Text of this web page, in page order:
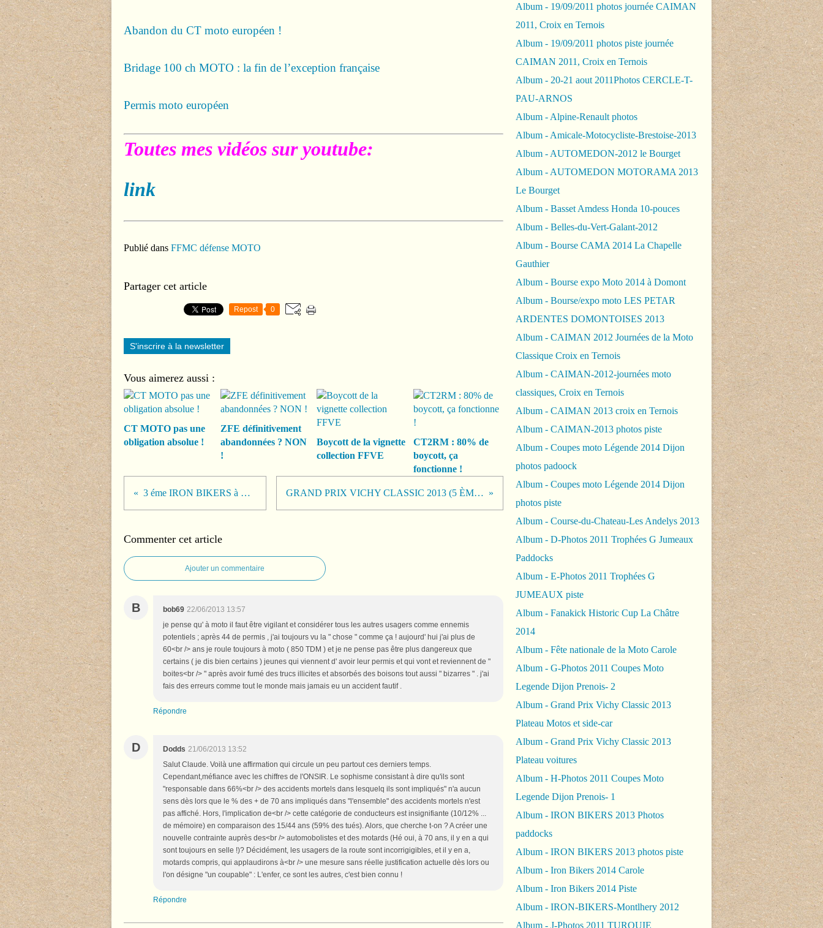
Abandon du CT moto européen !
Bridage 100 ch MOTO : la fin de l’exception française
Permis moto européen
Toutes mes vidéos sur youtube:
link
Publié dans FFMC défense MOTO
Partager cet article
Repost 0
S'inscrire à la newsletter
Vous aimerez aussi :
CT MOTO pas une
obligation absolue !
ZFE définitivement
abandonnées ? NON
!
Boycott de la vignette
collection FFVE
CT2RM : 80% de
boycott, ça
fonctionne !
3 éme IRON BIKERS à CAROLE GRAND PRIX VICHY CLASSIC 2013 (5 ÈME ÉDITION)
Commenter cet article
Ajouter un commentaire
B bob69 22/06/2013 13:57
je pense qu' à moto il faut être vigilant et considérer tous les autres usagers comme ennemis
potentiels ; après 44 de permis , j'ai toujours vu la " chose " comme ça ! aujourd' hui j'ai plus de
60<br /> ans je roule toujours à moto ( 850 TDM ) et je ne pense pas être plus dangereux que
certains ( je dis bien certains ) jeunes qui viennent d' avoir leur permis et qui vont et reviennent de "
boites<br /> " après avoir fumé des trucs illicites et absorbés des boisons tout aussi " bizarres " . j'ai
fais des erreurs comme tout le monde mais jamais eu un accident fautif .
Répondre
D Dodds 21/06/2013 13:52
Salut Claude. Voilà une affirmation qui circule un peu partout ces derniers temps.
Cependant,méfiance avec les chiffres de l'ONSIR. Le sophisme consistant à dire qu'ils sont
"responsable dans 66%<br /> des accidents mortels dans lesquelq ils sont impliqués" n'a aucun
sens dès lors que le % des + de 70 ans impliqués dans "l'ensemble" des accidents mortels n'est
pas affiché. Hors, l'implication de<br /> cette catégorie de conducteurs est insignifiante (10/12% ...
de mémoire) en comparaison des 15/44 ans (59% des tués). Alors, que cherche t-on ? A créer une
nouvelle contrainte auprès des<br /> automobolistes et des motards (Hé oui, à 70 ans, il y en a qui
sont toujours en selle !)? Décidément, les usagers de la route sont incorrigigibles, et il y en a,
motards compris, qui applaudirons à<br /> une mesure sans réelle justification actuelle dès lors ou
l'on désigne "un coupable" : L'enfer, ce sont les autres, c'est bien connu !
Répondre
Album - 19/09/2011 photos journée CAIMAN
2011, Croix en Ternois
Album - 19/09/2011 photos piste journée
CAIMAN 2011, Croix en Ternois
Album - 20-21 aout 2011Photos CERCLE-T-
PAU-ARNOS
Album - Alpine-Renault photos
Album - Amicale-Motocycliste-Brestoise-2013
Album - AUTOMEDON-2012 le Bourget
Album - AUTOMEDON MOTORAMA 2013
Le Bourget
Album - Basset Amdess Honda 10-pouces
Album - Belles-du-Vert-Galant-2012
Album - Bourse CAMA 2014 La Chapelle
Gauthier
Album - Bourse expo Moto 2014 à Domont
Album - Bourse/expo moto LES PETAR
ARDENTES DOMONTOISES 2013
Album - CAIMAN 2012 Journées de la Moto
Classique Croix en Ternois
Album - CAIMAN-2012-journées moto
classiques, Croix en Ternois
Album - CAIMAN 2013 croix en Ternois
Album - CAIMAN-2013 photos piste
Album - Coupes moto Légende 2014 Dijon
photos padoock
Album - Coupes moto Légende 2014 Dijon
photos piste
Album - Course-du-Chateau-Les Andelys 2013
Album - D-Photos 2011 Trophées G Jumeaux
Paddocks
Album - E-Photos 2011 Trophées G
JUMEAUX piste
Album - Fanakick Historic Cup La Châtre
2014
Album - Fête nationale de la Moto Carole
Album - G-Photos 2011 Coupes Moto
Legende Dijon Prenois- 2
Album - Grand Prix Vichy Classic 2013
Plateau Motos et side-car
Album - Grand Prix Vichy Classic 2013
Plateau voitures
Album - H-Photos 2011 Coupes Moto
Legende Dijon Prenois- 1
Album - IRON BIKERS 2013 Photos
paddocks
Album - IRON BIKERS 2013 photos piste
Album - Iron Bikers 2014 Carole
Album - Iron Bikers 2014 Piste
Album - IRON-BIKERS-Montlhery 2012
Album - J-Photos 2011 TURQUIE